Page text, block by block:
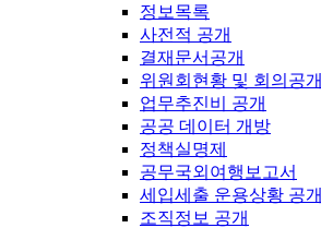
정보목록
사전적 공개
결재문서공개
위원회현황 및 회의공개
업무추진비 공개
공공 데이터 개방
정책실명제
공무국외여행보고서
세입세출 운용상황 공개
조직정보 공개